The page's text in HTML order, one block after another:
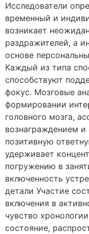
Исследователи
временный и
возникает
раздражителей, а
основе
Каждый из типа
способствуют
фокус. Мозговые
формировании
головного мозга,
вознаграждением и
позитивную
удерживает
погружению в
включенность
детали Участие
включения в
чувство
состояние,